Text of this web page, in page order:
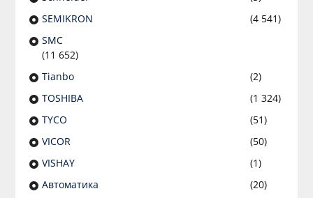
SEMIKRON
(4 541)
SMC
(11 652)
Tianbo
(2)
TOSHIBA
(1 324)
TYCO
(51)
VICOR
(50)
VISHAY
(1)
Автоматика
(20)